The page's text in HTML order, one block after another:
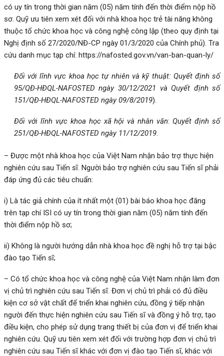
có uy tín trong thời gian năm (05) năm tính đến thời điểm nộp hồ
sơ. Quỹ ưu tiên xem xét đối với nhà khoa học trẻ tài năng không
thuộc tổ chức khoa học và công nghệ công lập (theo quy định tại
Nghị định số 27/2020/NĐ-CP ngày 01/3/2020 của Chính phủ). Tra
cứu danh mục tạp chí: https://nafosted.gov.vn/van-ban-quan-ly/
Đối với lĩnh vực khoa học tự nhiên và kỹ thuật: Quyết định số
95/QĐ-HĐQL-NAFOSTED ngày 30/12/2021 và Quyết định số
151/QĐ-HĐQL-NAFOSTED ngày 09/8/2019).
Đối với lĩnh vực khoa học xã hội và nhân văn: Quyết định số
251/QĐ-HĐQL-NAFOSTED ngày 11/12/2019.
– Được một nhà khoa học của Việt Nam nhận bảo trợ thực hiện
nghiên cứu sau Tiến sĩ. Người bảo trợ nghiên cứu sau Tiến sĩ phải
đáp ứng đủ các tiêu chuẩn:
i) Là tác giả chính của ít nhất một (01) bài báo khoa học đăng
trên tạp chí ISI có uy tín trong thời gian năm (05) năm tính đến
thời điểm nộp hồ sơ;
ii) Không là người hướng dẫn nhà khoa học đề nghị hỗ trợ tại bậc
đào tạo Tiến sĩ;
– Có tổ chức khoa học và công nghệ của Việt Nam nhận làm đơn
vị chủ trì nghiên cứu sau Tiến sĩ. Đơn vị chủ trì phải có đủ điều
kiện cơ sở vật chất để triển khai nghiên cứu, đồng ý tiếp nhận
người đến thực hiện nghiên cứu sau Tiến sĩ và đồng ý hỗ trợ, tạo
điều kiện, cho phép sử dụng trang thiết bị của đơn vị để triển khai
nghiên cứu. Quỹ ưu tiên xem xét đối với trường hợp đơn vị chủ trì
nghiên cứu sau Tiến sĩ khác với đơn vị đào tạo Tiến sĩ, khác với